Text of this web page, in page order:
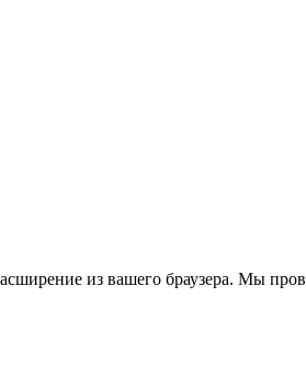
из вашего браузера. Мы